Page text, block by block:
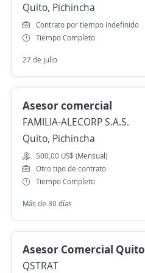
Quito, Pichincha
Contrato por tiempo indefinido
Tiempo Completo
27 de julio
Asesor comercial
FAMILIA-ALECORP S.A.S.
Quito, Pichincha
500,00 US$ (Mensual)
Otro tipo de contrato
Tiempo Completo
Más de 30 días
Asesor Comercial Quito
QSTRAT